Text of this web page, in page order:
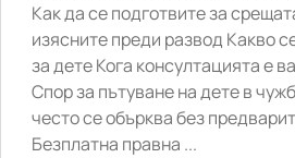
Как да се подготвите за
изясните преди развод Какво
за дете Кога консултацията е
Спор за пътуване на дете в
често се обърква без
Безплатна правна ...